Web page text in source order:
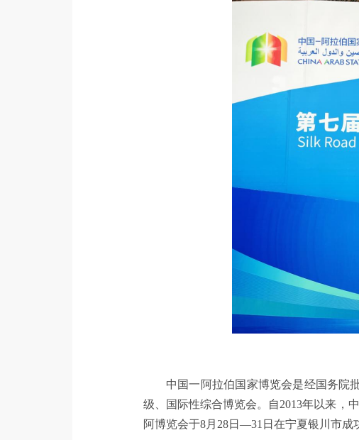
中国一阿拉伯国家博览会是经国务院
级、国际性综合博览会。自2013年以来，
阿博览会于8月28日—31日在宁夏银川市成